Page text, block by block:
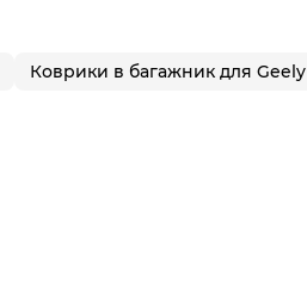
Коврики в багажник для Geely